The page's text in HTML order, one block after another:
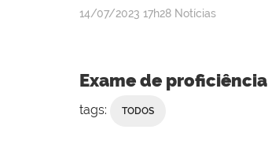
publicado
14/07/2023 17h28 Notícias
Exame de
tags: TODOS